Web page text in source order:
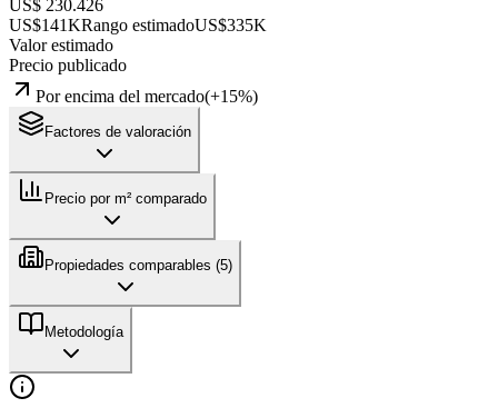
US$ 230.426
US$141KRango estimadoUS$335K
Valor estimado
Precio publicado
Por encima del mercado(+15%)
Factores de valoración
Precio por m² comparado
Propiedades comparables (5)
Metodología